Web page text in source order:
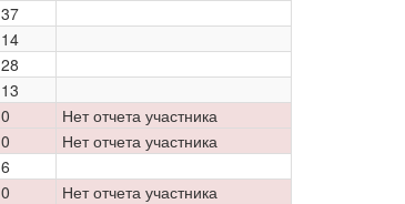
37
14
28
13
0
Нет отчета участника
0
Нет отчета участника
6
0
Нет отчета участника